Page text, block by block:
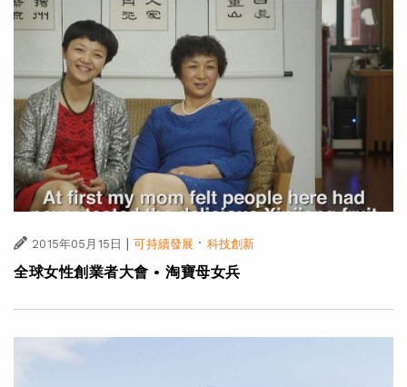
2015年05月15日 | 可持續發展 · 科技創新
全球女性創業者大會 • 淘寶母女兵